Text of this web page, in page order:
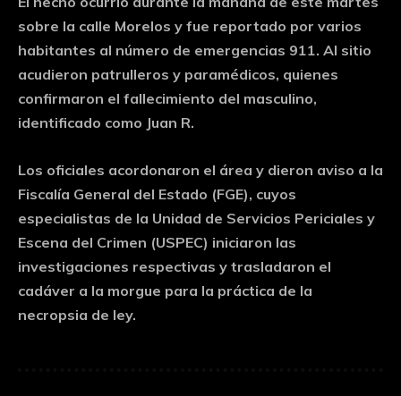
sobre la calle Morelos y fue reportado por varios
habitantes al número de emergencias 911. Al sitio
acudieron patrulleros y paramédicos, quienes
confirmaron el fallecimiento del masculino,
identificado como Juan R.
Los oficiales acordonaron el área y dieron aviso a la
Fiscalía General del Estado (FGE), cuyos
especialistas de la Unidad de Servicios Periciales y
Escena del Crimen (USPEC) iniciaron las
investigaciones respectivas y trasladaron el
cadáver a la morgue para la práctica de la
necropsia de ley.